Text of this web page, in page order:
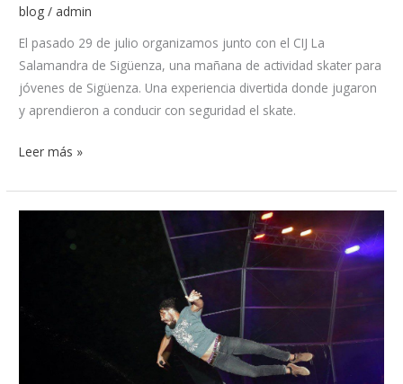
blog / admin
El pasado 29 de julio organizamos junto con el CIJ La
Salamandra de Sigüenza, una mañana de actividad skater para
jóvenes de Sigüenza. Una experiencia divertida donde jugaron
y aprendieron a conducir con seguridad el skate.
Leer más »